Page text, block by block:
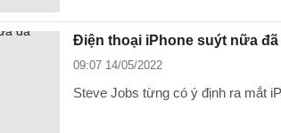
Điện thoại iPhone suýt nữa đã
09:07 14/05/2022
Steve Jobs từng có ý định ra mắt